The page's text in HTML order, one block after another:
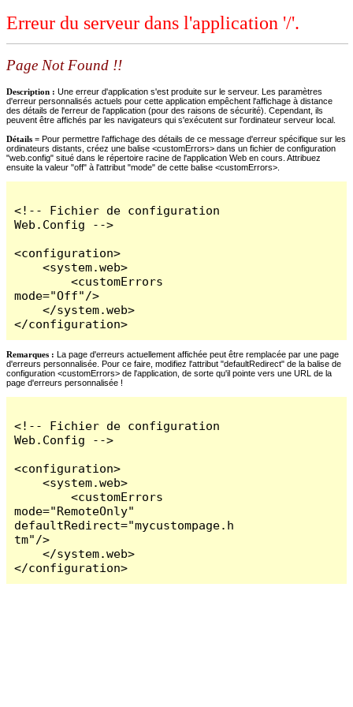
Erreur du serveur dans l'application '/'.
Page Not Found !!
Description : Une erreur d'application s'est produite sur le serveur. Les paramètres
d'erreur personnalisés actuels pour cette application empêchent l'affichage à distance
des détails de l'erreur de l'application (pour des raisons de sécurité). Cependant, ils
peuvent être affichés par les navigateurs qui s'exécutent sur l'ordinateur serveur local.
Détails = Pour permettre l'affichage des détails de ce message d'erreur spécifique sur les
ordinateurs distants, créez une balise <customErrors> dans un fichier de configuration
"web.config" situé dans le répertoire racine de l'application Web en cours. Attribuez
ensuite la valeur "off" à l'attribut "mode" de cette balise <customErrors>.
<!-- Fichier de configuration
Web.Config -->
<configuration>
    <system.web>
        <customErrors
mode="Off"/>
    </system.web>
</configuration>
Remarques : La page d'erreurs actuellement affichée peut être remplacée par une page
d'erreurs personnalisée. Pour ce faire, modifiez l'attribut "defaultRedirect" de la balise de
configuration <customErrors> de l'application, de sorte qu'il pointe vers une URL de la
page d'erreurs personnalisée !
<!-- Fichier de configuration
Web.Config -->
<configuration>
    <system.web>
        <customErrors
mode="RemoteOnly"
defaultRedirect="mycustompage.h
tm"/>
    </system.web>
</configuration>